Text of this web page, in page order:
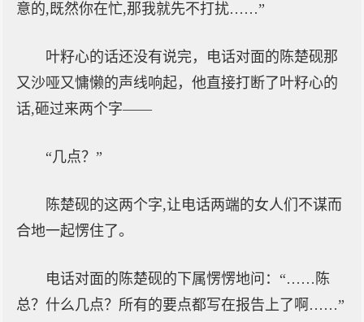
意的,既然你在忙,那我就先不打扰……”
叶籽心的话还没有说完，电话对面的陈楚砚那
又沙哑又慵懒的声线响起，他直接打断了叶籽心的
话,砸过来两个字——
“几点？”
陈楚砚的这两个字,让电话两端的女人们不谋而
合地一起愣住了。
电话对面的陈楚砚的下属愣愣地问：“……陈
总？什么几点？所有的要点都写在报告上了啊……”